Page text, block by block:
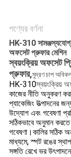
পণ্যের বর্ণনা
HK-310
অফসেট প্রুফার মেশিন
স্বয়ংক্রিয় অফসেট
প্রুফার,মুদ্রণ চাপ অবিকল
HK-310স্বয়ংক্রিয়
কাজের নীতি অনুকরণ
প্যাকেজিং উত্পাদনের
উদ্যোগ এবং গবেষণা
সঠিকভাবে অনুমান করতে
গবেষণা।কালির সঠিক
মাধ্যমে, স্পট রঙের
সঙ্গতি রেখে ভর